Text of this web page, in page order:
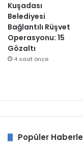
Kuşadası
Belediyesi
Bağlantılı Rüşvet
Operasyonu: 15
Gözaltı
4 saat önce
Popüler